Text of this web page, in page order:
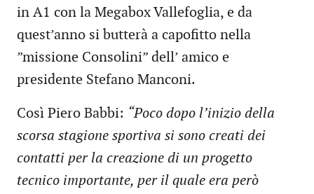
in A1 con la Megabox Vallefoglia, e da
quest’anno si butterà a capofitto nella
”missione Consolini” dell’ amico e
presidente Stefano Manconi.
Così Piero Babbi: “Poco dopo l’inizio della
scorsa stagione sportiva si sono creati dei
contatti per la creazione di un progetto
tecnico importante, per il quale era però